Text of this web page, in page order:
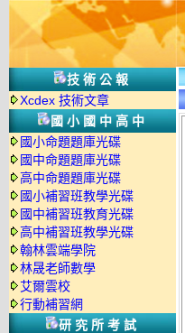
技術公報
Xcdex 技術文章
國小國中高中
國小命題題庫光碟
國中命題題庫光碟
高中命題題庫光碟
國小補習班教學光碟
國中補習班教育光碟
高中補習班教學光碟
翰林雲端學院
林晟老師數學
艾爾雲校
行動補習網
研究所考試